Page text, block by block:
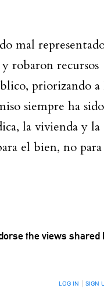
mal
robaron recursos
priorizando a
siempre ha sido
la vivienda y la
el bien, no
the views shared
LOG IN SIGN